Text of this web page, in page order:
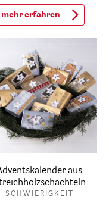
mehr erfahren
aus
SCHWIERIGKEIT